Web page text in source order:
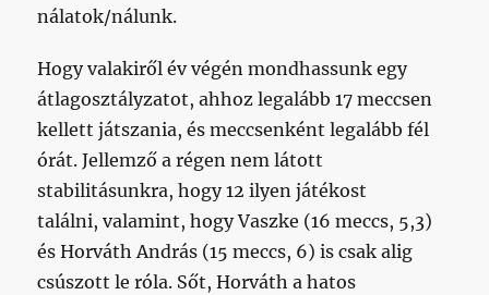
nálatok/nálunk.
Hogy valakiről év végén mondhassunk egy
átlagosztályzatot, ahhoz legalább 17 meccsen
kellett játszania, és meccsenként legalább fél
órát. Jellemző a régen nem látott
stabilitásunkra, hogy 12 ilyen játékost
találni, valamint, hogy Vaszke (16 meccs, 5,3)
és Horváth András (15 meccs, 6) is csak alig
csúszott le róla. Sőt, Horváth a hatos